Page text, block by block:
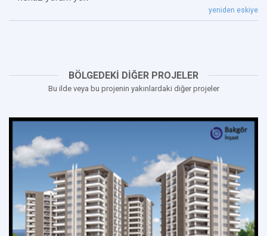
yeniden eskiye
BÖLGEDEKİ DİĞER PROJELER
Bu ilde veya bu projenin yakınlardaki diğer projeler